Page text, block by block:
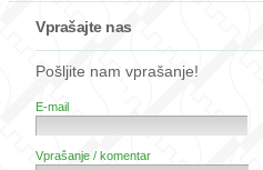
Vprašajte nas
Pošljite nam vprašanje!
E-mail
Vprašanje / komentar